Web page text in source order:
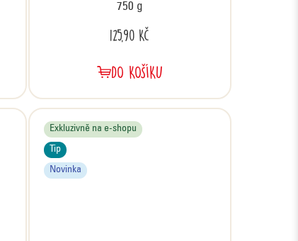
750 g
125,90 Kč
DO KOŠÍKU
Novinka
Tip
Exkluzivně na e-shopu